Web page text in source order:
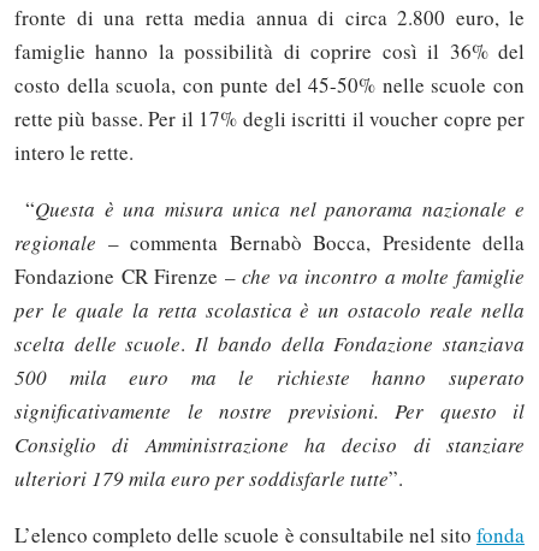
fronte di una retta media annua di circa 2.800 euro, le
famiglie hanno la possibilità di coprire così il 36% del
costo della scuola, con punte del 45-50% nelle scuole con
rette più basse. Per il 17% degli iscritti il voucher copre per
intero le rette.
“Questa è una misura unica nel panorama nazionale e
regionale – commenta Bernabò Bocca, Presidente della
Fondazione CR Firenze –che va incontro a molte famiglie
per le quale la retta scolastica è un ostacolo reale nella
scelta delle scuole. Il bando della Fondazione stanziava
500 mila euro ma le richieste hanno superato
significativamente le nostre previsioni. Per questo il
Consiglio di Amministrazione ha deciso di stanziare
ulteriori 179 mila euro per soddisfarle tutte”.
L’elenco completo delle scuole è consultabile nel sito fonda